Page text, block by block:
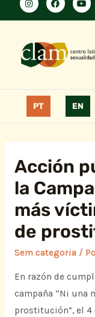
PT EN
Acción
la
más
de
Sem categoria/
En razón de
campaña “Ni una
prostitución”, el 4